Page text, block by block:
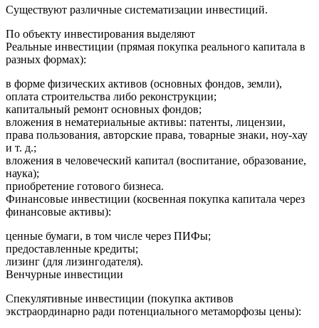
Существуют различные систематизации инвестиций.
По объекту инвестирования выделяют
Реальные инвестиции (прямая покупка реального капитала в
разных формах):
в форме физических активов (основных фондов, земли),
оплата строительства либо реконструкции;
капитальный ремонт основных фондов;
вложения в нематериальные активы: патенты, лицензии,
права пользования, авторские права, товарные знаки, ноу-хау
и т. д.;
вложения в человеческий капитал (воспитание, образование,
наука);
приобретение готового бизнеса.
Финансовые инвестиции (косвенная покупка капитала через
финансовые активы):
ценные бумаги, в том числе через ПИФы;
предоставленные кредиты;
лизинг (для лизингодателя).
Венчурные инвестиции
Спекулятивные инвестиции (покупка активов
экстраординарно ради потенциального метаморфозы цены):